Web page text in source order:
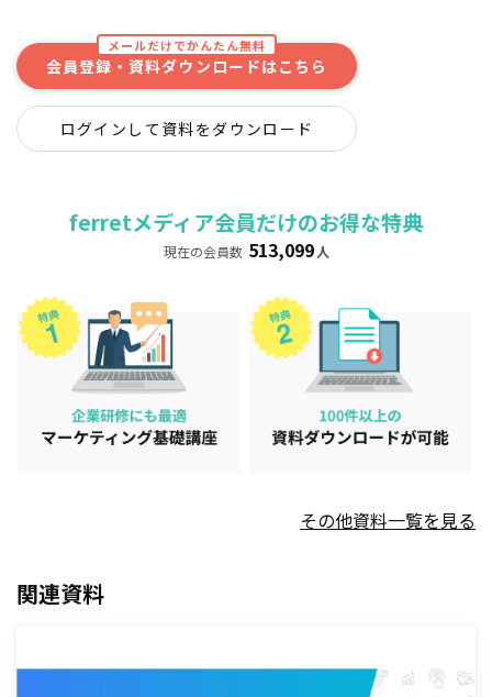
メールだけでかんたん無料
会員登録・資料ダウンロードはこちら
ログインして資料をダウンロード
ferretメディア会員だけのお得な特典
現在の会員数 513,099 人
その他資料一覧を見る
関連資料